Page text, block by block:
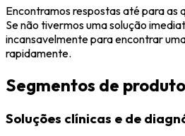
Encontramos respostas até para as
Se não tivermos uma solução
incansavelmente para encontrar
rapidamente.
Segmentos de
Soluções clínicas e de